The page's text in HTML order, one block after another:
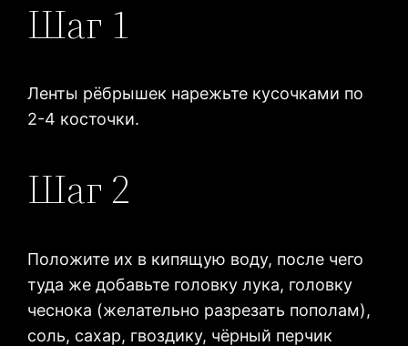
Шаг 1
Ленты рёбрышек нарежьте кусочками по
2-4 косточки.
Шаг 2
Положите их в кипящую воду, после чего
туда же добавьте головку лука, головку
чеснока (желательно разрезать пополам),
соль, сахар, гвоздику, чёрный перчик